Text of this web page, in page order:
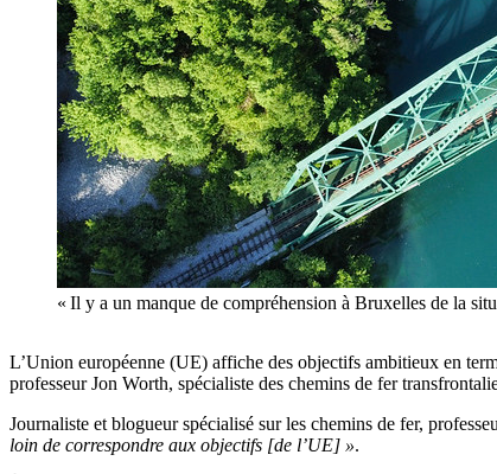
« Il y a un manque de compréhension à Bruxelles de la
L’Union européenne (UE) affiche des objectifs ambitieux en
professeur Jon Worth, spécialiste des chemins de fer
Journaliste et blogueur spécialisé sur les chemins de fer,
loin de correspondre aux objectifs [de l’UE] ».